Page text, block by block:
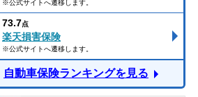
※公式サイトへ遷移します。
73.7点
楽天損害保険
※公式サイトへ遷移します。
自動車保険ランキングを見る